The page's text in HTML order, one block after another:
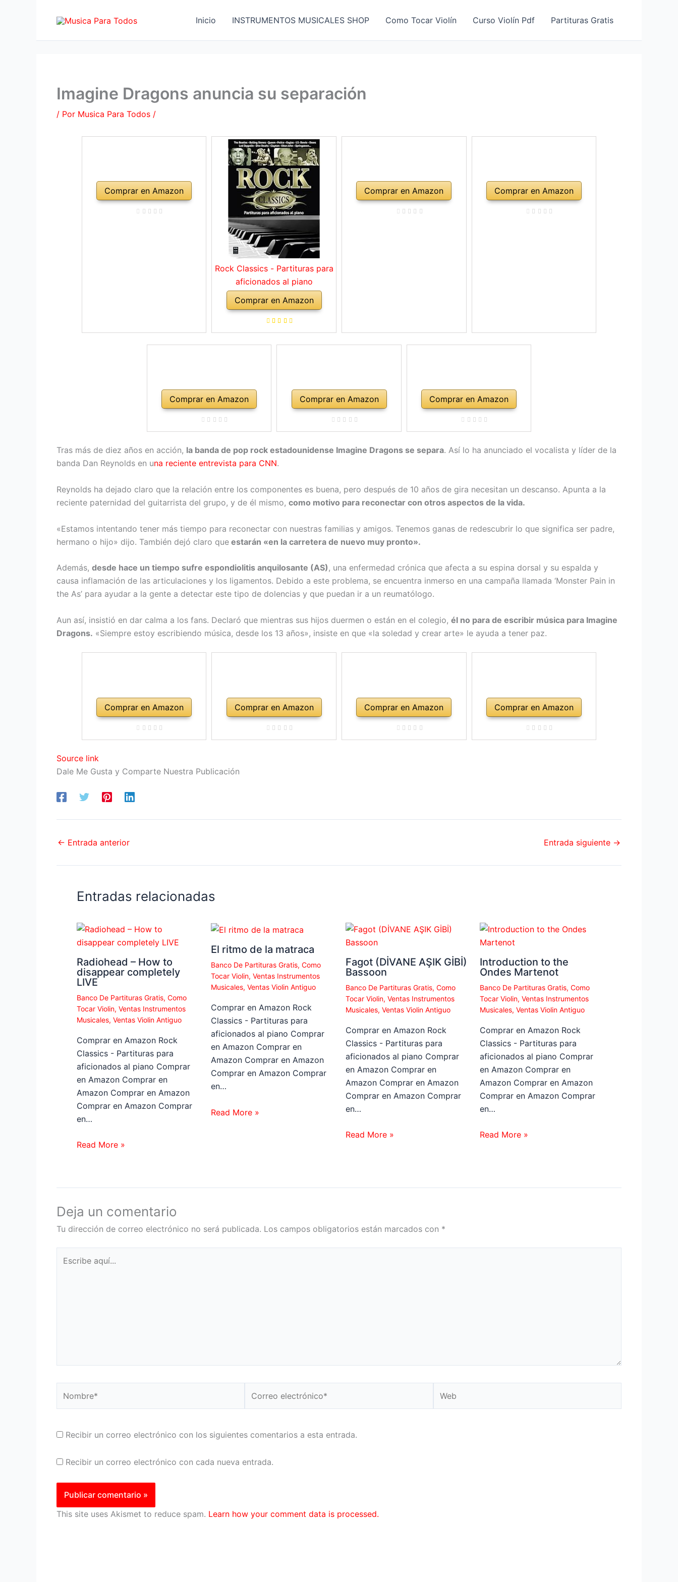
Inicio INSTRUMENTOS MUSICALES SHOP Como Tocar Violín Curso Violín Pdf Partituras Gratis
Imagine Dragons anuncia su separación
/ Por Musica Para Todos /
Comprar en Amazon
Rock Classics - Partituras para
aficionados al piano
Comprar en Amazon
Comprar en Amazon Comprar en Amazon
Comprar en Amazon Comprar en Amazon Comprar en Amazon
Tras más de diez años en acción, la banda de pop rock estadounidense Imagine Dragons se separa. Así lo ha anunciado el vocalista y líder de la
banda Dan Reynolds en una reciente entrevista para CNN.
Reynolds ha dejado claro que la relación entre los componentes es buena, pero después de 10 años de gira necesitan un descanso. Apunta a la
reciente paternidad del guitarrista del grupo, y de él mismo, como motivo para reconectar con otros aspectos de la vida.
«Estamos intentando tener más tiempo para reconectar con nuestras familias y amigos. Tenemos ganas de redescubrir lo que significa ser padre,
hermano o hijo» dijo. También dejó claro que estarán «en la carretera de nuevo muy pronto».
Además, desde hace un tiempo sufre espondiolitis anquilosante (AS), una enfermedad crónica que afecta a su espina dorsal y su espalda y
causa inflamación de las articulaciones y los ligamentos. Debido a este problema, se encuentra inmerso en una campaña llamada ‘Monster Pain in
the As’ para ayudar a la gente a detectar este tipo de dolencias y que puedan ir a un reumatólogo.
Aun así, insistió en dar calma a los fans. Declaró que mientras sus hijos duermen o están en el colegio, él no para de escribir música para Imagine
Dragons. «Siempre estoy escribiendo música, desde los 13 años», insiste en que «la soledad y crear arte» le ayuda a tener paz.
Comprar en Amazon Comprar en Amazon Comprar en Amazon Comprar en Amazon
Source link
Dale Me Gusta y Comparte Nuestra Publicación
← Entrada anterior Entrada siguiente →
Entradas relacionadas
Radiohead – How to
disappear completely
LIVE
Banco De Partituras Gratis, Como
Tocar Violin, Ventas Instrumentos
Musicales, Ventas Violin Antiguo
Comprar en Amazon Rock
Classics - Partituras para
aficionados al piano Comprar
en Amazon Comprar en
Amazon Comprar en Amazon
Comprar en Amazon Comprar
en…
Read More »
El ritmo de la matraca
Banco De Partituras Gratis,Como
Tocar Violin,Ventas Instrumentos
Musicales,Ventas Violin Antiguo
Comprar en Amazon Rock
Classics - Partituras para
aficionados al piano Comprar
en Amazon Comprar en
Amazon Comprar en Amazon
Comprar en Amazon Comprar
en…
Read More »
Fagot (DİVANE AŞIK GİBİ)
Bassoon
Banco De Partituras Gratis, Como
Tocar Violin, Ventas Instrumentos
Musicales, Ventas Violin Antiguo
Comprar en Amazon Rock
Classics - Partituras para
aficionados al piano Comprar
en Amazon Comprar en
Amazon Comprar en Amazon
Comprar en Amazon Comprar
en…
Read More »
Introduction to the
Ondes Martenot
Banco De Partituras Gratis, Como
Tocar Violin, Ventas Instrumentos
Musicales, Ventas Violin Antiguo
Comprar en Amazon Rock
Classics - Partituras para
aficionados al piano Comprar
en Amazon Comprar en
Amazon Comprar en Amazon
Comprar en Amazon Comprar
en…
Read More »
Deja un comentario
Tu dirección de correo electrónico no será publicada. Los campos obligatorios están marcados con *
aquí...
electrónico*
Recibir un correo electrónico con los siguientes comentarios a esta entrada.
Recibir un correo electrónico con cada nueva entrada.
This site uses Akismet to reduce spam. Learn how your comment data is processed.